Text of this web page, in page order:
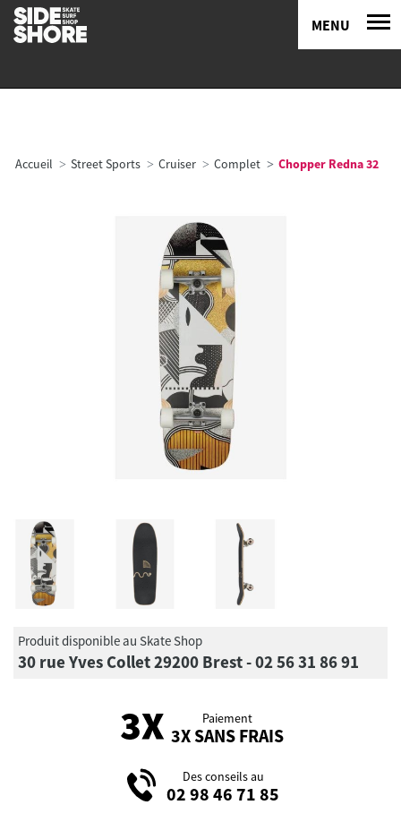
MENU
Accueil Street Sports Cruiser Complet Chopper Redna 32
Produit disponible au Skate Shop
30 rue Yves Collet 29200 Brest - 02 56 31 86 91
Paiement
3X SANS FRAIS
Des conseils au
02 98 46 71 85